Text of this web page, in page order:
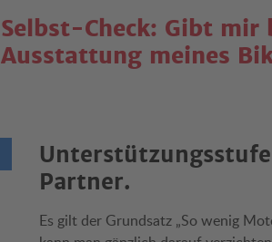
Selbst-Check: Gibt mir
Ausstattung meines
Partner.
Es gilt der Grundsatz „So wenig